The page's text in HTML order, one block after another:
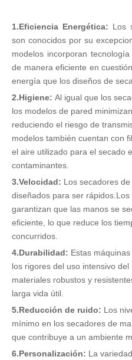
1.Eficiencia Energética: Los
son conocidos por su
modelos incorporan
de manera eficiente en
energía que los diseños de
2.Higiene: Al igual que los
los modelos de pared
reduciendo el riesgo de
modelos también cuentan con
el aire utilizado para el secado
contaminantes.
3.Velocidad: Los secadores
diseñados para ser
garantizan que las manos se
eficiente, lo que reduce los
concurridos.
4.Durabilidad: Estas
los rigores del uso intensivo
materiales robustos y
larga vida útil.
5.Reducción de ruido: Los
mínimo en los secadores de
que contribuye a un ambiente
6.Personalización: La